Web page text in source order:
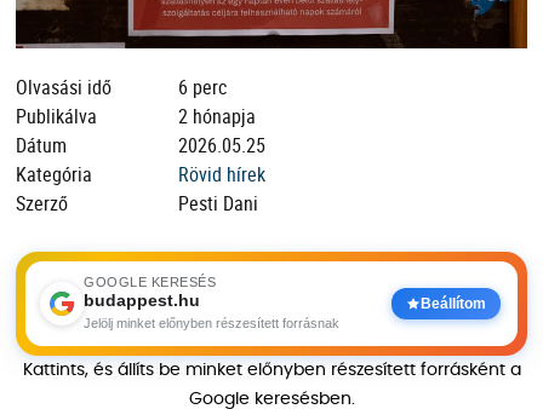
Olvasási idő
6 perc
Publikálva
2 hónapja
Dátum
2026.05.25
Kategória
Rövid hírek
Szerző
Pesti Dani
GOOGLE KERESÉS
budappest.hu
Jelölj minket előnyben részesített forrásnak
Beállítom
Kattints, és állíts be minket előnyben részesített forrásként a
Google keresésben.